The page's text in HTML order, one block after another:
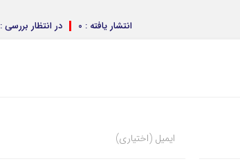
در انتظار بررسی : 0 انتشار یافته : 0
ایمیل (اختیاری)